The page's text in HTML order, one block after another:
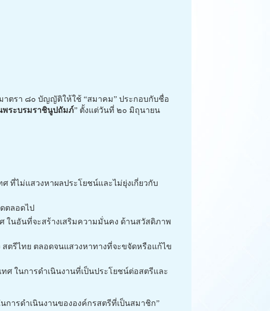
ตรา ๘๐ บัญญัติให้ใช้ “สมาคม” ประกอบกับชื่อ
พระบรมราชินูปถัมภ์” ตั้งแต่วันที่ ๒๐ มิถุนายน
ที่ไม่แสวงหาผลประโยชน์และไม่ยุ่งเกี่ยวกับ
ตลอดไป
ในอันที่จะสร้างเสริมความมั่นคง ด้านสวัสดิภาพ
ตรีไทย ตลอดจนแสวงหาทางที่จะขจัดหรือแก้ไข
ศ ในการดำเนินงานที่เป็นประโยชน์ต่อสตรีและ
การดำเนินงานขององค์กรสตรีที่เป็นสมาชิก”